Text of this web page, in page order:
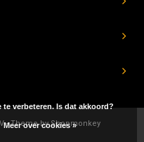
- Theme byShopmonkey
verbeteren. Is dat akkoord?
Meer over cookies »